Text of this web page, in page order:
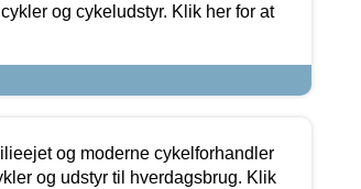
og cykeludstyr. Klik her for at
og moderne cykelforhandler
og udstyr til hverdagsbrug. Klik